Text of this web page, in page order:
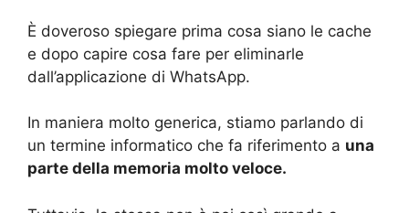
È doveroso spiegare prima cosa siano le cache
e dopo capire cosa fare per eliminarle
dall’applicazione di WhatsApp.
In maniera molto generica, stiamo parlando di
un termine informatico che fa riferimento a una
parte della memoria molto veloce.